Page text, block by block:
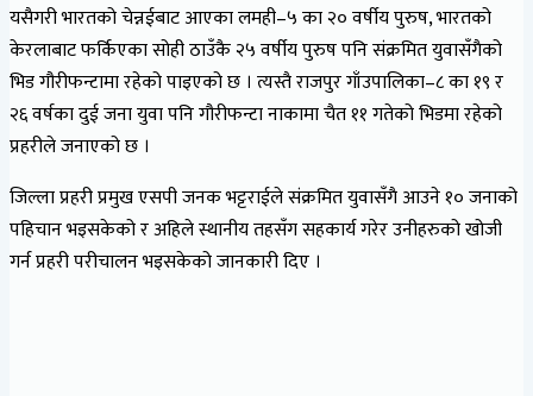
यसैगरी भारतको चेन्नईबाट आएका लमही–५ का २० वर्षीय पुरुष, भारतको
केरलाबाट फर्किएका सोही ठाउँकै २५ वर्षीय पुरुष पनि संक्रमित युवासँगैको
भिड गौरीफन्टामा रहेको पाइएको छ । त्यस्तै राजपुर गाँउपालिका–८ का १९ र
२६ वर्षका दुई जना युवा पनि गौरीफन्टा नाकामा चैत ११ गतेको भिडमा रहेको
प्रहरीले जनाएको छ ।
जिल्ला प्रहरी प्रमुख एसपी जनक भट्टराईले संक्रमित युवासँगै आउने १० जनाको
पहिचान भइसकेको र अहिले स्थानीय तहसँग सहकार्य गरेर उनीहरुको खोजी
गर्न प्रहरी परीचालन भइसकेको जानकारी दिए ।